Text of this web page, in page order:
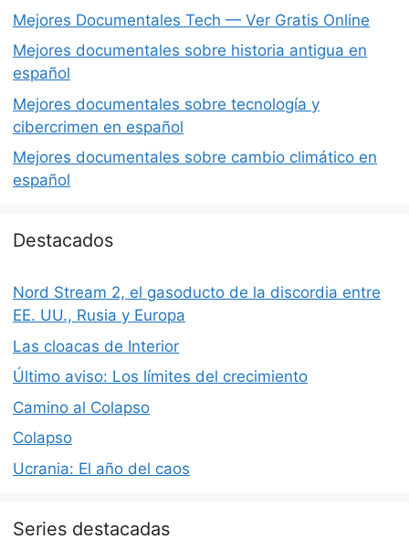
Mejores Documentales Tech — Ver Gratis Online
Mejores documentales sobre historia antigua en
español
Mejores documentales sobre tecnología y
cibercrimen en español
Mejores documentales sobre cambio climático en
español
Destacados
Nord Stream 2, el gasoducto de la discordia entre
EE. UU., Rusia y Europa
Las cloacas de Interior
Último aviso: Los límites del crecimiento
Camino al Colapso
Colapso
Ucrania: El año del caos
Series destacadas